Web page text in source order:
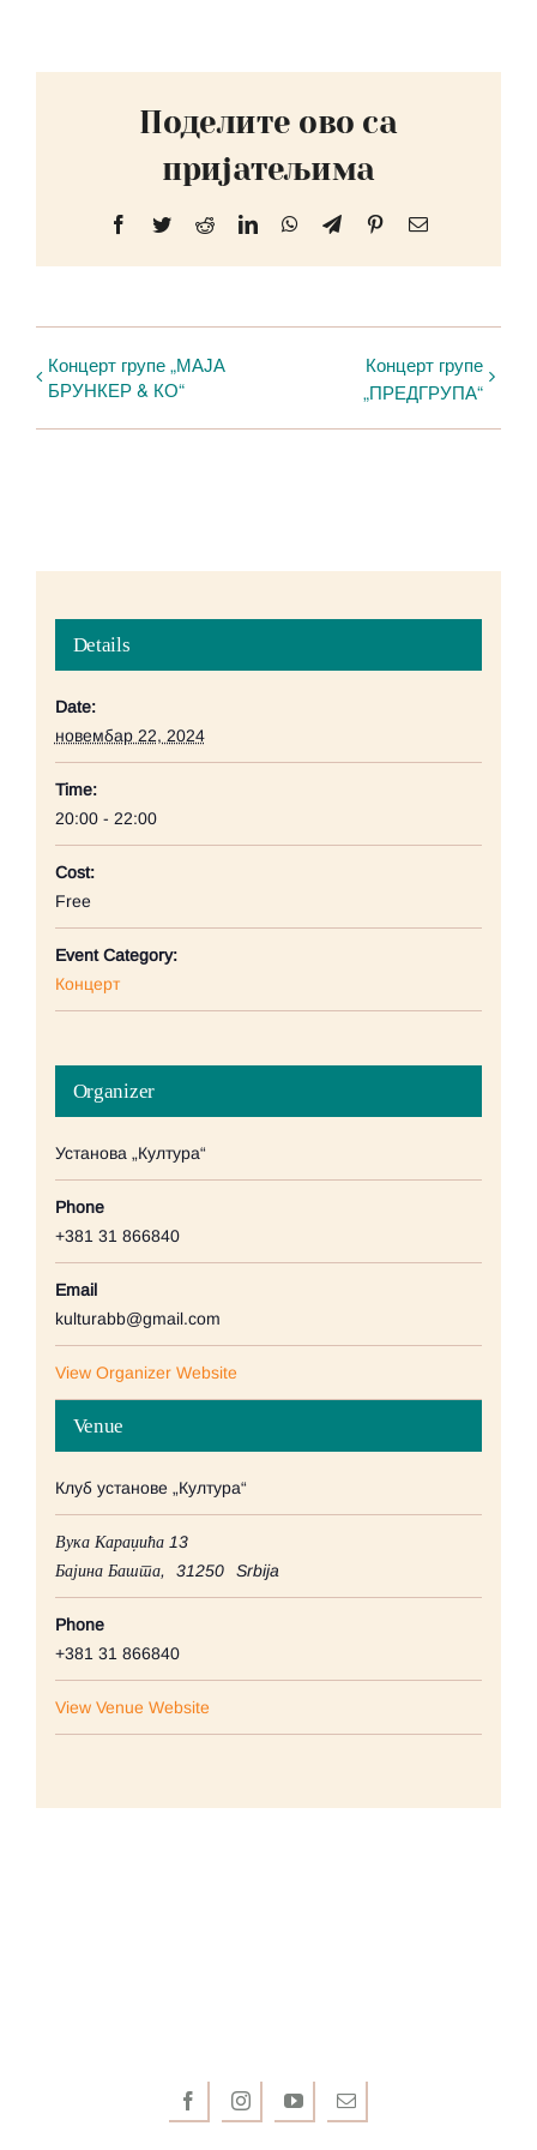
Поделите ово са
пријатељима
Facebook
TwitterRedditLinkedInWhatsApp
TelegramPinterestEmail
Концерт групе „МАЈА
БРУНКЕР & КО“
Концерт групе
„ПРЕДГРУПА“
Details
Date:
новембар 22, 2024
Time:
20:00 - 22:00
Cost:
Free
Event Category:
Концерт
Venue
Клуб установе „Култура“
Вука Караџића 13
Бајина Башта, 31250 Srbija
Phone
+381 31 866840
View Venue Website
Organizer
Установа „Култура“
Phone
+381 31 866840
Email
kulturabb@gmail.com
View Organizer Website